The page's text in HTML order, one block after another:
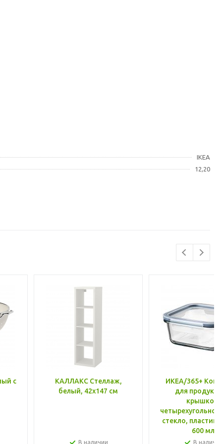
IKEA
12,20
с
КАЛЛАКС Стеллаж,
белый, 42x147 см
В наличии
ИКЕА/365+
для
крышкой,
стекло, пластик
600 мл
В